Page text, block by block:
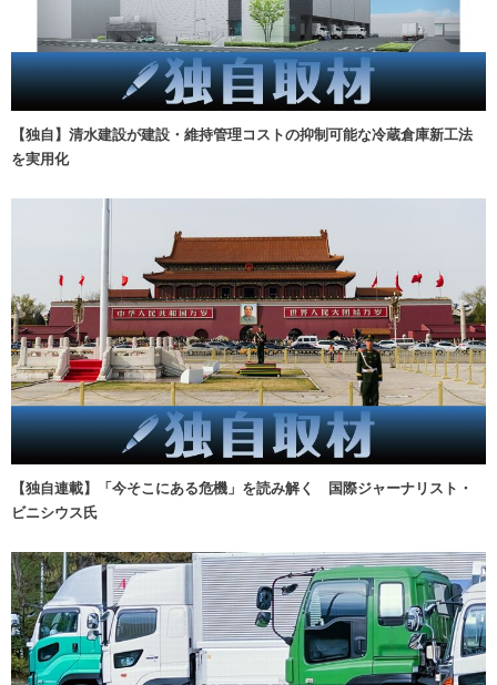
【独自】清水建設が建設・維持管理コストの抑制可能な冷蔵倉庫新工法
を実用化
【独自連載】「今そこにある危機」を読み解く 国際ジャーナリスト・
ビニシウス氏